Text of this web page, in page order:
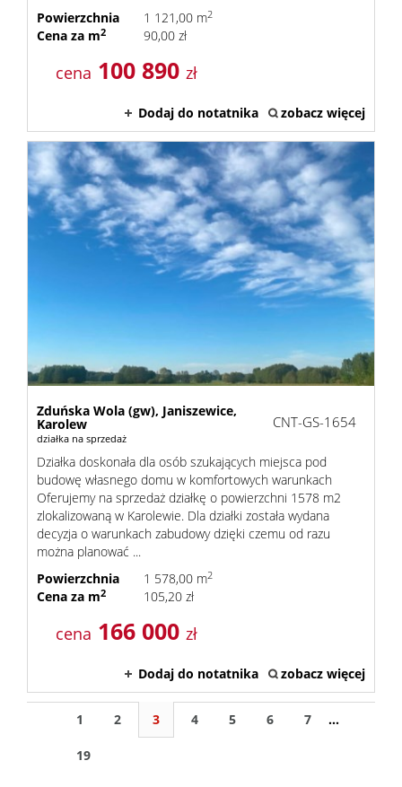
Powierzchnia
1 121,00 m2
Cena za m2 90,00 zł
cena 100 890 zł
Dodaj do notatnika zobacz więcej
Zduńska Wola (gw), Janiszewice,
Karolew
działka na sprzedaż
CNT-GS-1654
Działka doskonała dla osób szukających miejsca pod
budowę własnego domu w komfortowych warunkach
Oferujemy na sprzedaż działkę o powierzchni 1578 m2
zlokalizowaną w Karolewie. Dla działki została wydana
decyzja o warunkach zabudowy dzięki czemu od razu
można planować ...
Powierzchnia
1 578,00 m2
Cena za m2 105,20 zł
cena 166 000 zł
Dodaj do notatnika zobacz więcej
1 2 3 4 5 6 7 ...
19